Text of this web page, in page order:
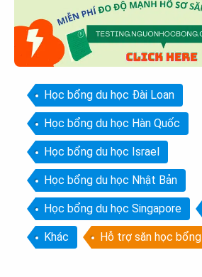
Học bổng du học Đài Loan
Học bổng du học Hàn Quốc
Học bổng du học Israel
Học bổng du học Nhật Bản
Học bổng du học Singapore
Khác Hỗ trợ săn học bổng